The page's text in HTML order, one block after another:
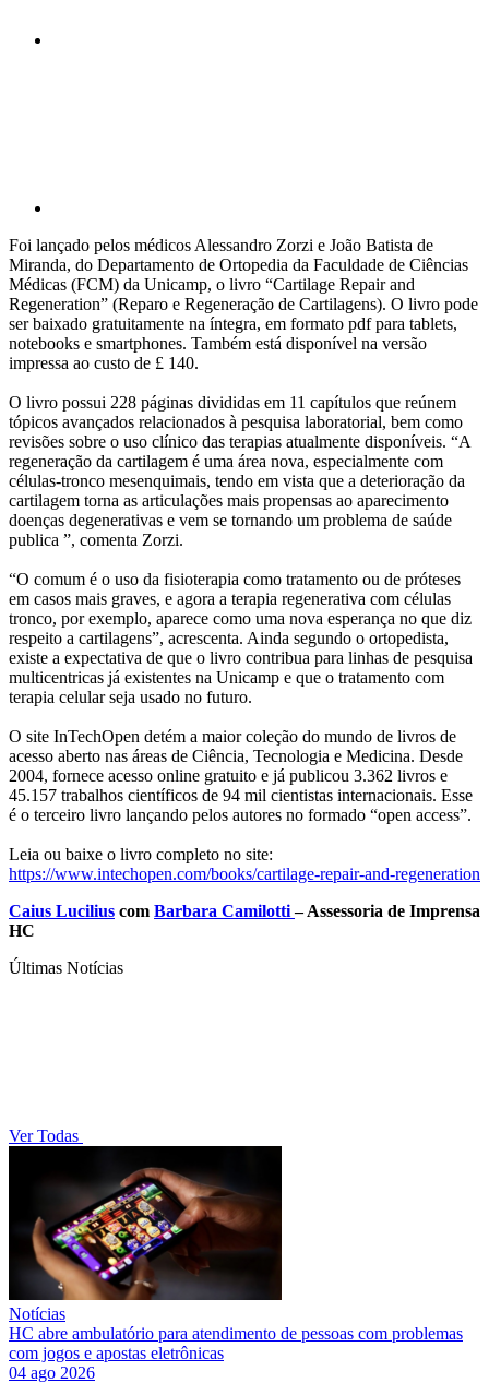
Foi lançado pelos médicos Alessandro Zorzi e João Batista de
Miranda, do Departamento de Ortopedia da Faculdade de Ciências
Médicas (FCM) da Unicamp, o livro “Cartilage Repair and
Regeneration” (Reparo e Regeneração de Cartilagens). O livro pode
ser baixado gratuitamente na íntegra, em formato pdf para tablets,
notebooks e smartphones. Também está disponível na versão
impressa ao custo de £ 140.
O livro possui 228 páginas divididas em 11 capítulos que reúnem
tópicos avançados relacionados à pesquisa laboratorial, bem como
revisões sobre o uso clínico das terapias atualmente disponíveis. “A
regeneração da cartilagem é uma área nova, especialmente com
células‐tronco mesenquimais, tendo em vista que a deterioração da
cartilagem torna as articulações mais propensas ao aparecimento
doenças degenerativas e vem se tornando um problema de saúde
publica ”, comenta Zorzi.
“O comum é o uso da fisioterapia como tratamento ou de próteses
em casos mais graves, e agora a terapia regenerativa com células
tronco, por exemplo, aparece como uma nova esperança no que diz
respeito a cartilagens”, acrescenta. Ainda segundo o ortopedista,
existe a expectativa de que o livro contribua para linhas de pesquisa
multicentricas já existentes na Unicamp e que o tratamento com
terapia celular seja usado no futuro.
O site InTechOpen detém a maior coleção do mundo de livros de
acesso aberto nas áreas de Ciência, Tecnologia e Medicina. Desde
2004, fornece acesso online gratuito e já publicou 3.362 livros e
45.157 trabalhos científicos de 94 mil cientistas internacionais. Esse
é o terceiro livro lançando pelos autores no formado “open access”.
Leia ou baixe o livro completo no site:
https://www.intechopen.com/books/cartilage-repair-and-regeneration
Caius Lucilius com Barbara Camilotti– Assessoria de Imprensa
HC
Últimas Notícias
Ver Todas
Notícias
HC abre ambulatório para atendimento de pessoas com problemas
com jogos e apostas eletrônicas
04 ago 2026